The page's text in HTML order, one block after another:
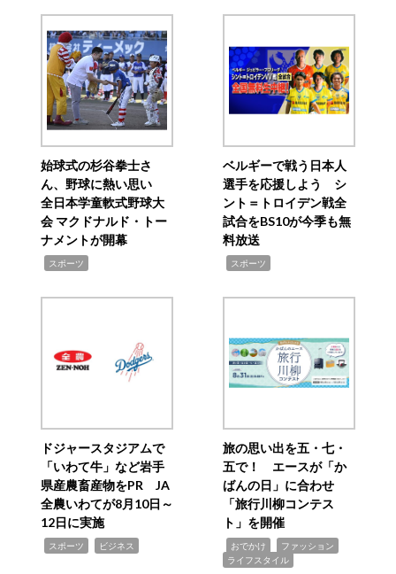
始球式の杉谷拳士さ
ん、野球に熱い思い
全日本学童軟式野球大
会 マクドナルド・トー
ナメントが開幕
スポーツ
ベルギーで戦う日本人
選手を応援しよう シ
ント＝トロイデン戦全
試合をBS10が今季も無
料放送
スポーツ
ドジャースタジアムで
「いわて牛」など岩手
県産農畜産物をPR JA
全農いわてが8月10日～
12日に実施
スポーツ ビジネス
旅の思い出を五・七・
五で！ エースが「か
ばんの日」に合わせ
「旅行川柳コンテス
ト」を開催
おでかけ ファッション
ライフスタイル